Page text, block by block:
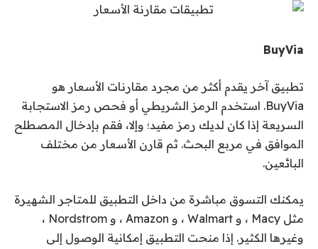
BuyVia
تطبيق آخر يقدم أكثر من مجرد مقارنات الأسعار هو
BuyVia. استخدم الرمز الشريطي أو فحص رمز الاستجابة
السريعة إذا كان لديك رمز مفيد؛ وإلا، فقم بإدخال المصطلح
الموافق في مربع البحث. ثم قارن الأسعار من مختلف
البائعين.
يمكنك التسوق مباشرة من داخل التطبيق للمتاجر الشهيرة
مثل Macy ، و Walmart ، و Amazon ، و Nordstrom ،
وغيرها الكثير. إذا منحت التطبيق إمكانية الوصول إلى